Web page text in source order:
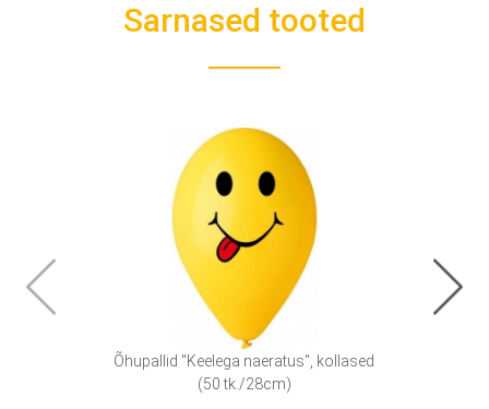
Sarnased tooted
Õhupallid "Keelega naeratus", kollased
(50 tk./28cm)